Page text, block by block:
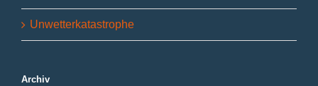
Unwetterkatastrophe
Archiv